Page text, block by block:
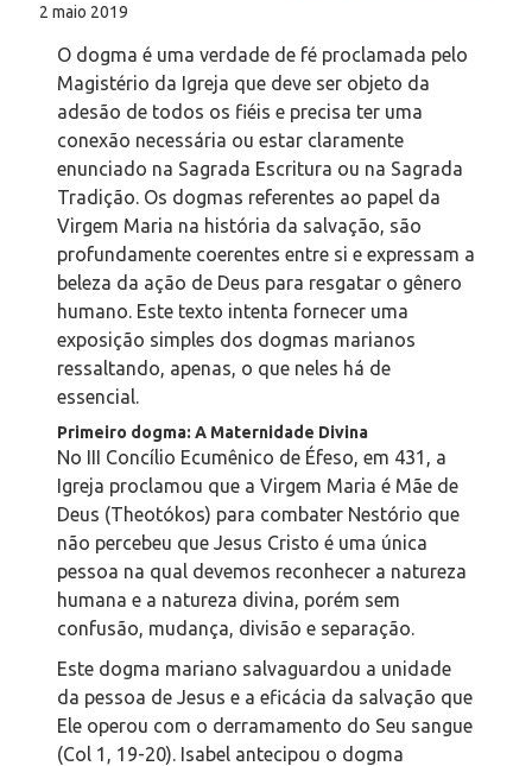
2 maio 2019
O dogma é uma verdade de fé proclamada pelo
Magistério da Igreja que deve ser objeto da
adesão de todos os fiéis e precisa ter uma
conexão necessária ou estar claramente
enunciado na Sagrada Escritura ou na Sagrada
Tradição. Os dogmas referentes ao papel da
Virgem Maria na história da salvação, são
profundamente coerentes entre si e expressam a
beleza da ação de Deus para resgatar o gênero
humano. Este texto intenta fornecer uma
exposição simples dos dogmas marianos
ressaltando, apenas, o que neles há de
essencial.
Primeiro dogma: A Maternidade Divina
No III Concílio Ecumênico de Éfeso, em 431, a
Igreja proclamou que a Virgem Maria é Mãe de
Deus (Theotókos) para combater Nestório que
não percebeu que Jesus Cristo é uma única
pessoa na qual devemos reconhecer a natureza
humana e a natureza divina, porém sem
confusão, mudança, divisão e separação.
Este dogma mariano salvaguardou a unidade
da pessoa de Jesus e a eficácia da salvação que
Ele operou com o derramamento do Seu sangue
(Col 1, 19-20). Isabel antecipou o dogma